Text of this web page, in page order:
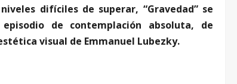
difíciles de superar, “Gravedad” se
de contemplación absoluta, de
visual de Emmanuel Lubezky.